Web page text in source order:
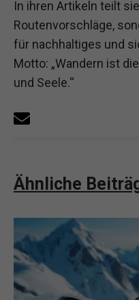
In ihren Artikeln teilt
Routenvorschläge,
für nachhaltiges und
Motto: „Wandern ist
und Seele.“
Ähnliche